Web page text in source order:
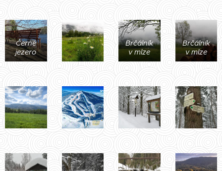
Černé
jezero
Brčálník
v mlze
Brčálník
v mlze